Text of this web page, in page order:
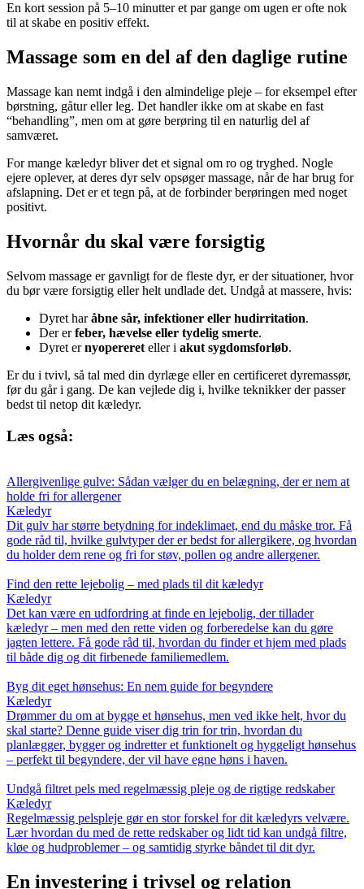
En kort session på 5–10 minutter et par gange om ugen er ofte nok
til at skabe en positiv effekt.
Massage som en del af den daglige rutine
Massage kan nemt indgå i den almindelige pleje – for eksempel efter
børstning, gåtur eller leg. Det handler ikke om at skabe en fast
“behandling”, men om at gøre berøring til en naturlig del af
samværet.
For mange kæledyr bliver det et signal om ro og tryghed. Nogle
ejere oplever, at deres dyr selv opsøger massage, når de har brug for
afslapning. Det er et tegn på, at de forbinder berøringen med noget
positivt.
Hvornår du skal være forsigtig
Selvom massage er gavnligt for de fleste dyr, er der situationer, hvor
du bør være forsigtig eller helt undlade det. Undgå at massere, hvis:
Dyret haråbne sår, infektioner eller hudirritation.
Der erfeber, hævelse eller tydelig smerte.
Dyret ernyopereret eller i akut sygdomsforløb.
Er du i tvivl, så tal med din dyrlæge eller en certificeret dyremassør,
før du går i gang. De kan vejlede dig i, hvilke teknikker der passer
bedst til netop dit kæledyr.
Læs også:
Allergivenlige gulve: Sådan vælger du en belægning, der er nem at
holde fri for allergener
Kæledyr
Dit gulv har større betydning for indeklimaet, end du måske tror. Få
gode råd til, hvilke gulvtyper der er bedst for allergikere, og hvordan
du holder dem rene og fri for støv, pollen og andre allergener.
Find den rette lejebolig – med plads til dit kæledyr
Kæledyr
Det kan være en udfordring at finde en lejebolig, der tillader
kæledyr – men med den rette viden og forberedelse kan du gøre
jagten lettere. Få gode råd til, hvordan du finder et hjem med plads
til både dig og dit firbenede familiemedlem.
Byg dit eget hønsehus: En nem guide for begyndere
Kæledyr
Drømmer du om at bygge et hønsehus, men ved ikke helt, hvor du
skal starte? Denne guide viser dig trin for trin, hvordan du
planlægger, bygger og indretter et funktionelt og hyggeligt hønsehus
– perfekt til begyndere, der vil have egne høns i haven.
Undgå filtret pels med regelmæssig pleje og de rigtige redskaber
Kæledyr
Regelmæssig pelspleje gør en stor forskel for dit kæledyrs velvære.
Lær hvordan du med de rette redskaber og lidt tid kan undgå filtre,
kløe og hudproblemer – og samtidig styrke båndet til dit dyr.
En investering i trivsel og relation